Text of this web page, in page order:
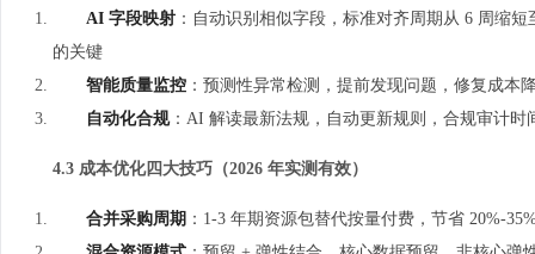
AI 字段映射 ：自动识别相似字段，标准对齐周期从 6 周缩
的关键
智能质量监控 ：预测性异常检测，提前发现问题，修复成
自动化合规：AI 解读最新法规，自动更新规则，合规审计
4.3 成本优化四大技巧（2026 年实测有效）
合并采购周期 ：1-3 年期资源包替代按量付费，节省 20%-